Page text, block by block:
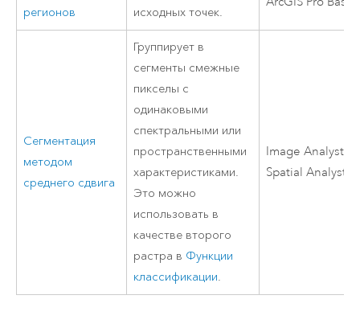
регионов исходных точек.
Сегментация
методом
среднего сдвига
Группирует в
сегменты смежные
пикселы с
одинаковыми
спектральными или
пространственными
характеристиками.
Это можно
использовать в
качестве второго
растра в Функции
классификации.
Image Analyst
Spatial Analyst